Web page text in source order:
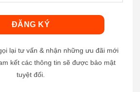
lại tư vấn & nhận những ưu đãi mới
kết các thông tin sẽ được bảo mật
tuyệt đối.